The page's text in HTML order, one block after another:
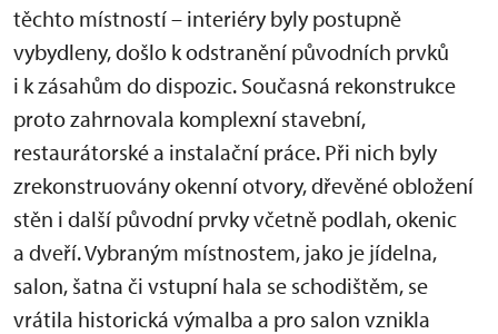
těchto místností – interiéry byly postupně
vybydleny, došlo k odstranění původních prvků
i k zásahům do dispozic. Současná rekonstrukce
proto zahrnovala komplexní stavební,
restaurátorské a instalační práce. Při nich byly
zrekonstruovány okenní otvory, dřevěné obložení
stěn i další původní prvky včetně podlah, okenic
a dveří. Vybraným místnostem, jako je jídelna,
salon, šatna či vstupní hala se schodištěm, se
vrátila historická výmalba a pro salon vznikla